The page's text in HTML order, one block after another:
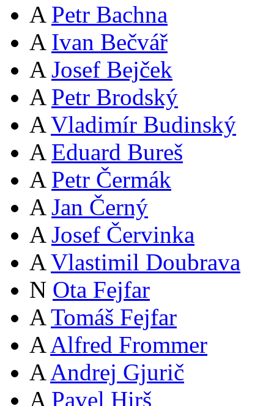
A Petr Bachna
A Ivan Bečvář
A Josef Bejček
A Petr Brodský
A Vladimír Budinský
A Eduard Bureš
A Petr Čermák
A Jan Černý
A Josef Červinka
A Vlastimil Doubrava
N Ota Fejfar
A Tomáš Fejfar
A Alfred Frommer
A Andrej Gjurič
A Pavel Hirš